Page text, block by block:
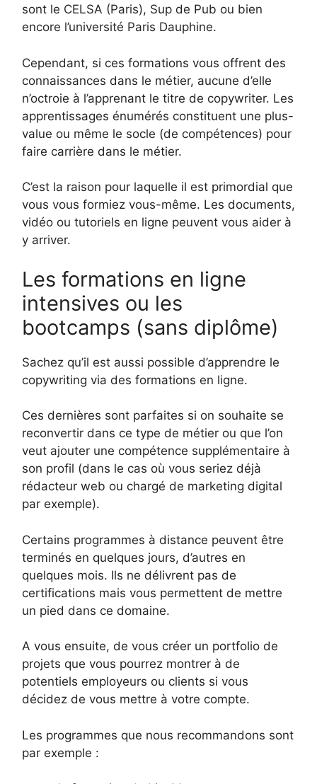
sont le CELSA (Paris), Sup de Pub ou bien
encore l’université Paris Dauphine.
Cependant, si ces formations vous offrent des
connaissances dans le métier, aucune d’elle
n’octroie à l’apprenant le titre de copywriter. Les
apprentissages énumérés constituent une plus-
value ou même le socle (de compétences) pour
faire carrière dans le métier.
C’est la raison pour laquelle il est primordial que
vous vous formiez vous-même. Les documents,
vidéo ou tutoriels en ligne peuvent vous aider à
y arriver.
Les formations en ligne
intensives ou les
bootcamps (sans diplôme)
Sachez qu’il est aussi possible d’apprendre le
copywriting via des formations en ligne.
Ces dernières sont parfaites si on souhaite se
reconvertir dans ce type de métier ou que l’on
veut ajouter une compétence supplémentaire à
son profil (dans le cas où vous seriez déjà
rédacteur web ou chargé de marketing digital
par exemple).
Certains programmes à distance peuvent être
terminés en quelques jours, d’autres en
quelques mois. Ils ne délivrent pas de
certifications mais vous permettent de mettre
un pied dans ce domaine.
A vous ensuite, de vous créer un portfolio de
projets que vous pourrez montrer à de
potentiels employeurs ou clients si vous
décidez de vous mettre à votre compte.
Les programmes que nous recommandons sont
par exemple :